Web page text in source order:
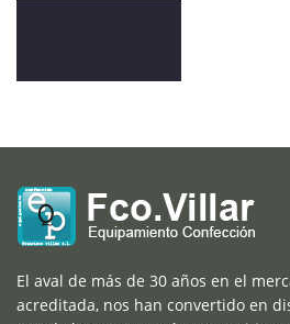
El aval de más de 30 años en el
acreditada, nos han convertido en